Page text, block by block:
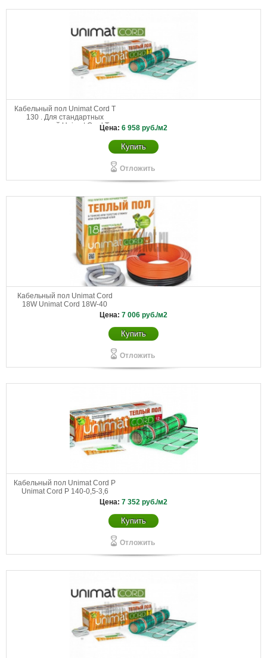
Кабельный пол Unimat Cord T
130 . Для стандартных
помещений Unimat Cord ТЦена: 6 958 руб./м2
Купить
Отложить
Кабельный пол Unimat Cord
18W Unimat Cord 18W-40
Цена: 7 006 руб./м2
Купить
Отложить
Кабельный пол Unimat Cord P
Unimat Cord P 140-0,5-3,6
Цена: 7 352 руб./м2
Купить
Отложить